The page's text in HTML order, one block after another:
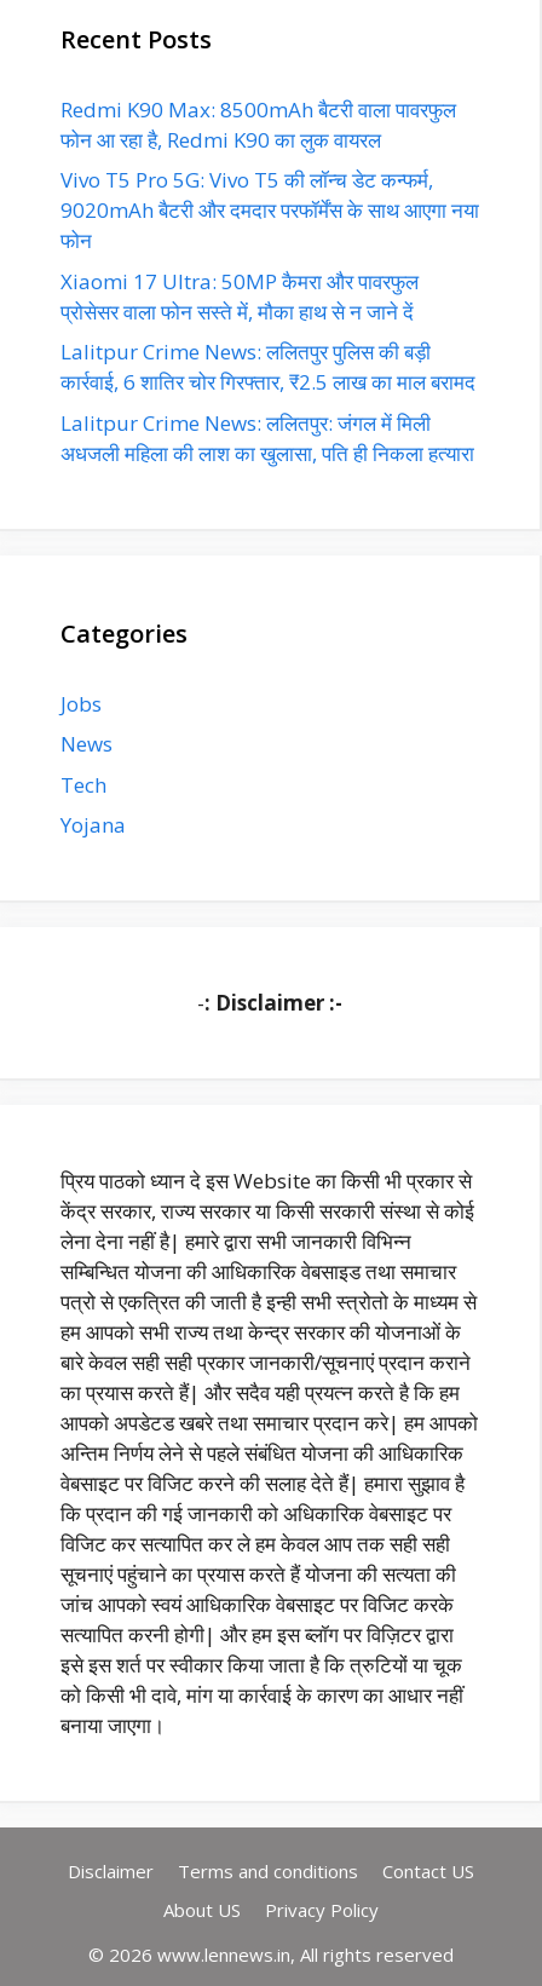
Recent Posts
Redmi K90 Max: 8500mAh बैटरी वाला पावरफुल
फोन आ रहा है, Redmi K90 का लुक वायरल
Vivo T5 Pro 5G: Vivo T5 की लॉन्च डेट कन्फर्म,
9020mAh बैटरी और दमदार परफॉर्मेंस के साथ आएगा नया
फोन
Xiaomi 17 Ultra: 50MP कैमरा और पावरफुल
प्रोसेसर वाला फोन सस्ते में, मौका हाथ से न जाने दें
Lalitpur Crime News: ललितपुर पुलिस की बड़ी
कार्रवाई, 6 शातिर चोर गिरफ्तार, ₹2.5 लाख का माल बरामद
Lalitpur Crime News: ललितपुर: जंगल में मिली
अधजली महिला की लाश का खुलासा, पति ही निकला हत्यारा
Categories
Jobs
News
Tech
Yojana
-: Disclaimer :-
प्रिय पाठको ध्यान दे इस Website का किसी भी प्रकार से
केंद्र सरकार, राज्य सरकार या किसी सरकारी संस्था से कोई
लेना देना नहीं है| हमारे द्वारा सभी जानकारी विभिन्न
सम्बिन्धित योजना की आधिकारिक वेबसाइड तथा समाचार
पत्रो से एकत्रित की जाती है इन्ही सभी स्त्रोतो के माध्यम से
हम आपको सभी राज्य तथा केन्द्र सरकार की योजनाओं के
बारे केवल सही सही प्रकार जानकारी/सूचनाएं प्रदान कराने
का प्रयास करते हैं| और सदैव यही प्रयत्न करते है कि हम
आपको अपडेटड खबरे तथा समाचार प्रदान करे| हम आपको
अन्तिम निर्णय लेने से पहले संबंधित योजना की आधिकारिक
वेबसाइट पर विजिट करने की सलाह देते हैं| हमारा सुझाव है
कि प्रदान की गई जानकारी को अधिकारिक वेबसाइट पर
विजिट कर सत्यापित कर ले हम केवल आप तक सही सही
सूचनाएं पहुंचाने का प्रयास करते हैं योजना की सत्यता की
जांच आपको स्वयं आधिकारिक वेबसाइट पर विजिट करके
सत्यापित करनी होगी| और हम इस ब्लॉग पर विज़िटर द्वारा
इसे इस शर्त पर स्वीकार किया जाता है कि त्रुटियों या चूक
को किसी भी दावे, मांग या कार्रवाई के कारण का आधार नहीं
बनाया जाएगा।
Disclaimer Terms and conditions
Contact US
About US
Privacy Policy
© 2026 www.lennews.in, All rights reserved